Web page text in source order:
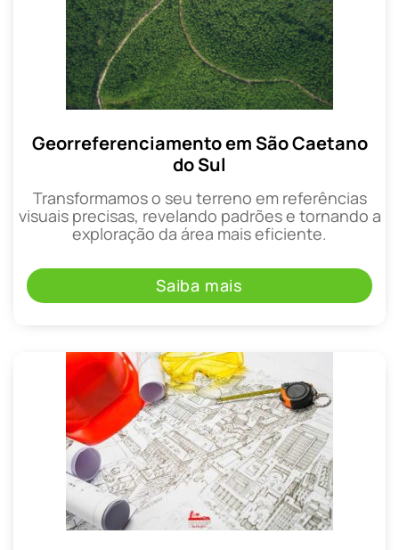
Georreferenciamento em São Caetano
do Sul
Transformamos o seu terreno em referências
visuais precisas, revelando padrões e tornando a
exploração da área mais eficiente.
Saiba mais